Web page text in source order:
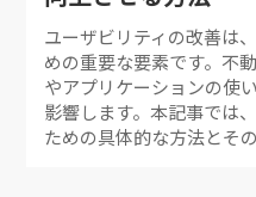
ユーザビリティの改善は
めの重要な要素です。不
やアプリケーションの使
影響します。本記事では
ための具体的な方法とそ